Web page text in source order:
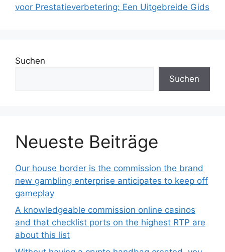
voor Prestatieverbetering: Een Uitgebreide Gids
Suchen
Suchen
Neueste Beiträge
Our house border is the commission the brand
new gambling enterprise anticipates to keep off
gameplay
A knowledgeable commission online casinos
and that checklist ports on the highest RTP are
about this list